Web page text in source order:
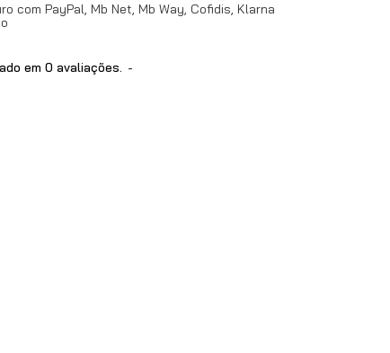
com PayPal, Mb Net, Mb Way, Cofidis, Klarna
em 0 avaliações. -